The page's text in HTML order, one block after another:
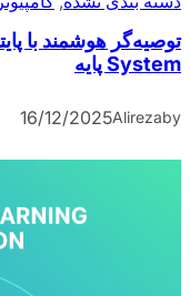
System پایه
by
Alireza
16/12/2025